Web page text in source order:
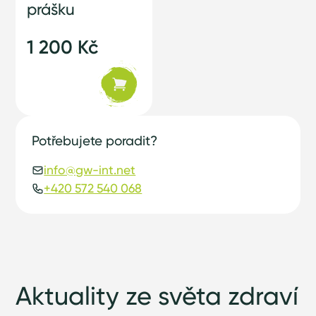
prášku
1 200 Kč
Potřebujete poradit?
info@gw-int.net
+420 572 540 068
Aktuality ze světa zdraví